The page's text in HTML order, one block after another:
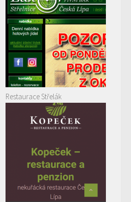
Restaurace Střelák